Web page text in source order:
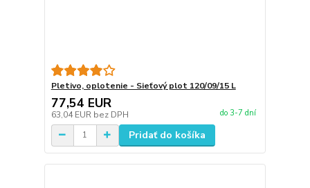
Pletivo, oplotenie - Sieťový plot 120/09/15 L
77,54 EUR
63,04 EUR bez DPH do 3-7 dní
Pridať do košíka